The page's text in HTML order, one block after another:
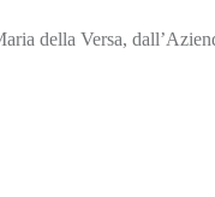
della Versa,